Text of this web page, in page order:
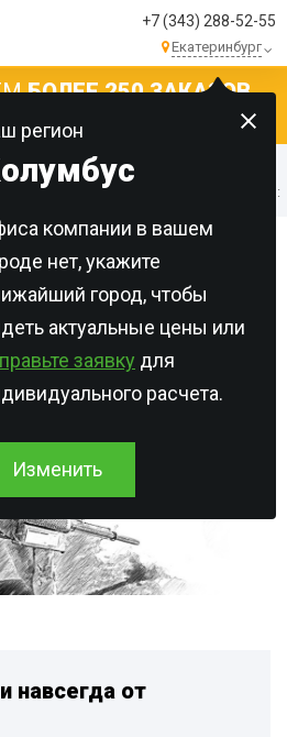
+7 (343) 288-52-55
Екатеринбург
регион
компании в вашем
нет, укажите
город, чтобы
актуальные цены или
заявку для
расчета.
Изменить
БОЛЕЕ 250 ЗАКАЗОВ
ДЕНЬ!
Защита от бактерий и
и вирусов: как
холодным и
туманом
навсегда от